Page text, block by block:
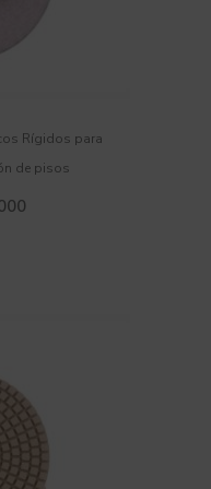
Rígidos para
de pisos